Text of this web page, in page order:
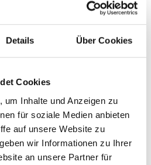
Details Über Cookies
Cookies
um Inhalte und Anzeigen zu
für soziale Medien anbieten
auf unsere Website zu
wir Informationen zu Ihrer
an unsere Partner für